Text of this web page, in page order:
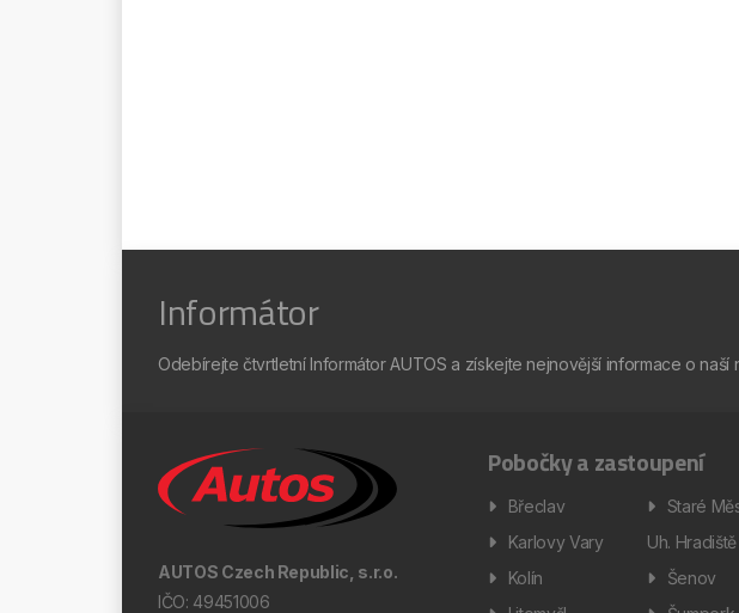
Informátor
Odebírejte čtvrtletní Informátor AUTOS a získejte nejnovější informace o naší
AUTOS Czech Republic, s.r.o.
IČO: 49451006
Pobočky a zastoupení
Břeclav
Karlovy Vary
Kolín
Staré
Uh. Hradiště
Šenov